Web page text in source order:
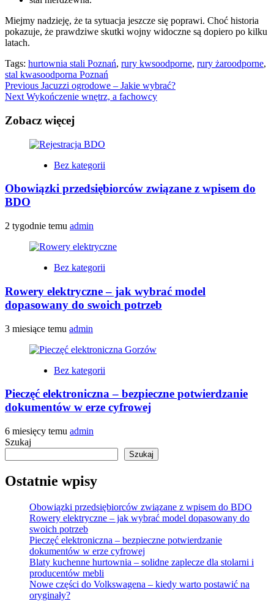
Miejmy nadzieję, że ta sytuacja jeszcze się poprawi. Choć historia
pokazuje, że prawdziwe skutki wojny widoczne są dopiero po kilku
latach.
Tags: hurtownia stali Poznań, rury kwsoodporne, rury żaroodporne,
stal kwasoodporna Poznań
Continue
Reading
Previous Jacuzzi ogrodowe – Jakie wybrać?
Next Wykończenie wnętrz, a fachowcy
Zobacz więcej
Bez kategorii
Obowiązki przedsiębiorców związane z wpisem do
BDO
2 tygodnie temu admin
Bez kategorii
Rowery elektryczne – jak wybrać model
dopasowany do swoich potrzeb
3 miesiące temu admin
Bez kategorii
Pieczęć elektroniczna – bezpieczne potwierdzanie
dokumentów w erze cyfrowej
6 miesięcy temu admin
Szukaj
Szukaj
Ostatnie wpisy
Obowiązki przedsiębiorców związane z wpisem do BDO
Rowery elektryczne – jak wybrać model dopasowany do
swoich potrzeb
Pieczęć elektroniczna – bezpieczne potwierdzanie
dokumentów w erze cyfrowej
Blaty kuchenne hurtownia – solidne zaplecze dla stolarni i
producentów mebli
Nowe części do Volkswagena – kiedy warto postawić na
oryginały?